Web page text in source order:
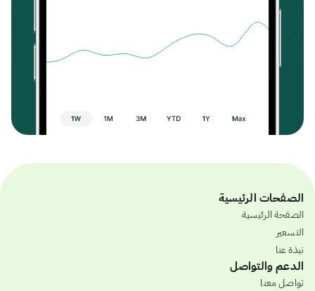
الصفحات الرئيسية
الصفحة الرئيسية
التسعير
نبذة عنا
الدعم والتواصل
تواصل معنا